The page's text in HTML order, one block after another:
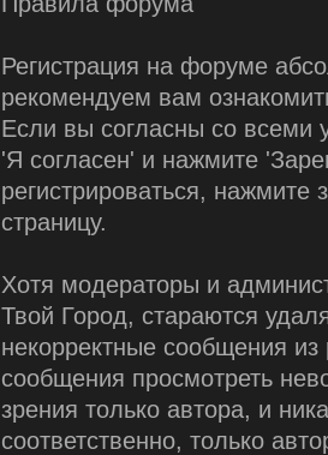
Регистрация на форуме
рекомендуем вам
Если вы согласны со всеми
'Я согласен' и нажмите
регистрироваться, нажмите
страницу.
Хотя модераторы и
Твой Город, стараются
некорректные сообщения
сообщения просмотреть
зрения только автора, и
соответственно, только